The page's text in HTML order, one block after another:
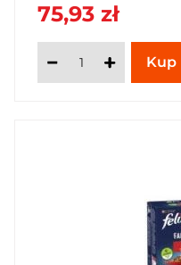
różnorodnych
diety kociąt i
75,93 zł